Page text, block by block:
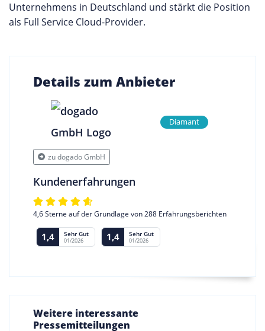
Unternehmens in Deutschland und stärkt die Position
als Full Service Cloud-Provider.
Details zum Anbieter
Diamant
zu dogado GmbH
Kundenerfahrungen
4,6 Sterne auf der Grundlage von 288 Erfahrungsberichten
1,4 Sehr Gut
01/2026 1,4 Sehr Gut
01/2026
Weitere interessante
Pressemitteilungen